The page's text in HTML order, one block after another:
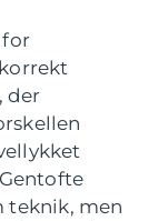
der
teknik, men